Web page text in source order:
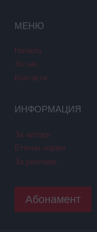
МЕНЮ
Начало
За нас
Контакти
ИНФОРМАЦИЯ
За автори
Етични норми
За реклама
Абонамент